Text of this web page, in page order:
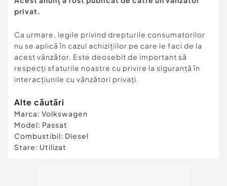
privat.
Ca urmare, legile privind drepturile consumatorilor
nu se aplică în cazul achizițiilor pe care le faci de la
acest vânzător. Este deosebit de important să
respecți sfaturile noastre cu privire la siguranță în
interacțiunile cu vânzători privați.
Alte căutări
Marca: Volkswagen
Model: Passat
Combustibil: Diesel
Stare: Utilizat